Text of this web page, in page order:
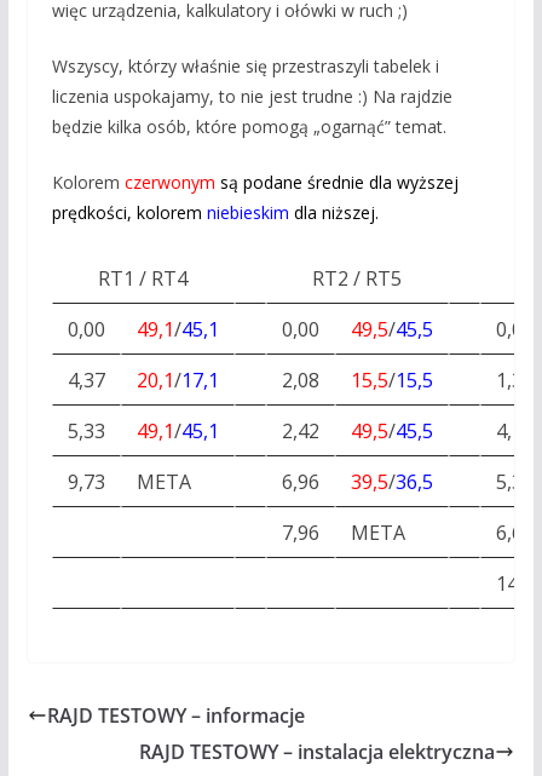
więc urządzenia, kalkulatory i ołówki w ruch ;)
Wszyscy, którzy właśnie się przestraszyli tabelek i
liczenia uspokajamy, to nie jest trudne :) Na rajdzie
będzie kilka osób, które pomogą „ogarnąć” temat.
Kolorem czerwonym są podane średnie dla wyższej
prędkości, kolorem niebieskim dla niższej.
RT1 / RT4 RT2 / RT5
0,00
49,1/45,1 0,00 49,5/45,5
0,00
4,37
20,1/17,1 2,08 15,5/15,5
1,30
5,33
49,1/45,1 2,42 49,5/45,5
4,10
9,73
META 6,96 39,5/36,5
5,36
7,96
META
6,60
RAJD TESTOWY – informacje
RAJD TESTOWY – instalacja elektryczna